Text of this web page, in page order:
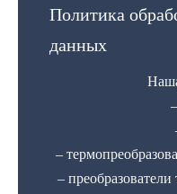
Политика
данных
–
–